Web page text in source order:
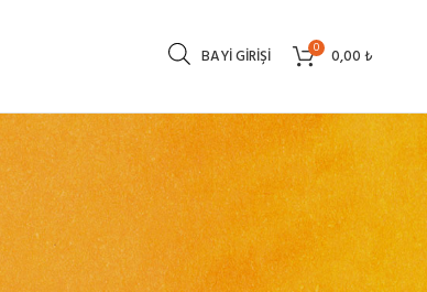
BAYI GIRIŞI 0 0,00₺